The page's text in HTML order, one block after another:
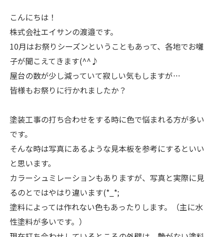
こんにちは！
株式会社エイサンの渡邉です。
10月はお祭りシーズンということもあって、各地でお囃
子が聞こえてきます(^^♪
屋台の数が少し減っていて寂しい気もしますが…
皆様もお祭りに行かれましたか？
塗装工事の打ち合わせをする時に色で悩まれる方が多い
です。
そんな時は写真にあるような見本板を参考にするといい
と思います。
カラーシュミレーションもありますが、写真と実際に見
るのとではやはり違います(*_*;
塗料によっては作れない色もあったりします。（主に水
性塗料が多いです。）